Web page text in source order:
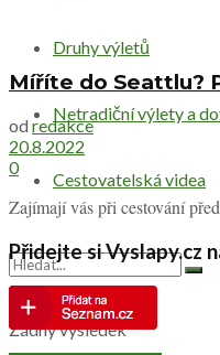
Druhy výletů
Netradiční výlety a
Cestovatelská videa
Žádný výsledek
Míříte do Seattlu?
od redakce
20.8.2022
0
Zajímají vás při cestování
Přidejte si Vyslapy.cz